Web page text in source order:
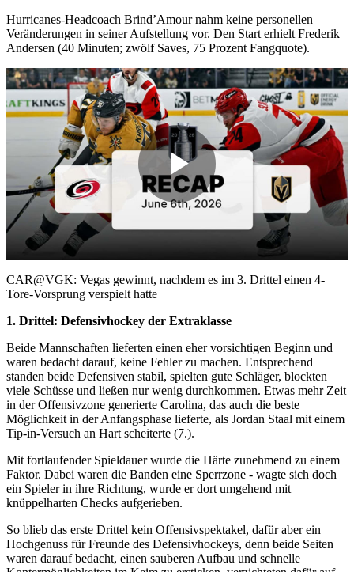
Hurricanes-Headcoach Brind’Amour nahm keine personellen
Veränderungen in seiner Aufstellung vor. Den Start erhielt Frederik
Andersen (40 Minuten; zwölf Saves, 75 Prozent Fangquote).
Play
Video
CAR@VGK: Vegas gewinnt, nachdem es im 3. Drittel einen 4-
Tore-Vorsprung verspielt hatte
1. Drittel: Defensivhockey der Extraklasse
Beide Mannschaften lieferten einen eher vorsichtigen Beginn und
waren bedacht darauf, keine Fehler zu machen. Entsprechend
standen beide Defensiven stabil, spielten gute Schläger, blockten
viele Schüsse und ließen nur wenig durchkommen. Etwas mehr Zeit
in der Offensivzone generierte Carolina, das auch die beste
Möglichkeit in der Anfangsphase lieferte, als Jordan Staal mit einem
Tip-in-Versuch an Hart scheiterte (7.).
Mit fortlaufender Spieldauer wurde die Härte zunehmend zu einem
Faktor. Dabei waren die Banden eine Sperrzone - wagte sich doch
ein Spieler in ihre Richtung, wurde er dort umgehend mit
knüppelharten Checks aufgerieben.
So blieb das erste Drittel kein Offensivspektakel, dafür aber ein
Hochgenuss für Freunde des Defensivhockeys, denn beide Seiten
waren darauf bedacht, einen sauberen Aufbau und schnelle